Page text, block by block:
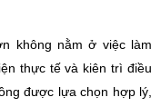
không nằm ở việc làm
thực tế và kiên trì điều
được lựa chọn hợp lý,